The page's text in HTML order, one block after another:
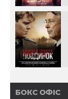
БОКС ОФІС